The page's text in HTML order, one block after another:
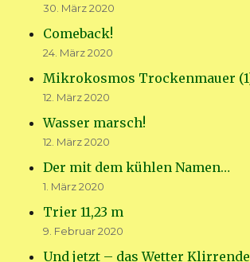
30. März 2020
Comeback!
24. März 2020
Mikrokosmos Trockenmauer
12. März 2020
Wasser marsch!
12. März 2020
Der mit dem kühlen Namen…
1. März 2020
Trier 11,23 m
9. Februar 2020
Und jetzt – das Wetter